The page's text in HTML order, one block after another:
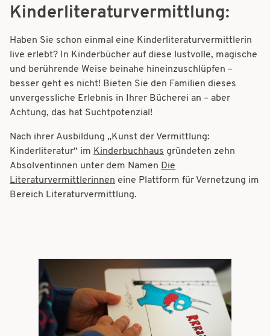
Kinderliteraturvermittlung:
Haben Sie schon einmal eine Kinderliteraturvermittlerin
live erlebt? In Kinderbücher auf diese lustvolle, magische
und berührende Weise beinahe hineinzuschlüpfen –
besser geht es nicht! Bieten Sie den Familien dieses
unvergessliche Erlebnis in Ihrer Bücherei an – aber
Achtung, das hat Suchtpotenzial!
Nach ihrer Ausbildung „Kunst der Vermittlung:
Kinderliteratur“ im Kinderbuchhaus gründeten zehn
Absolventinnen unter dem Namen Die
Literaturvermittlerinnen eine Plattform für Vernetzung im
Bereich Literaturvermittlung.